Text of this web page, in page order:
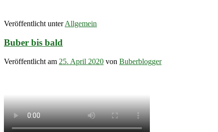
Veröffentlicht unterAllgemein
Buber bis bald
Veröffentlicht am 25. April 2020 von Buberblogger